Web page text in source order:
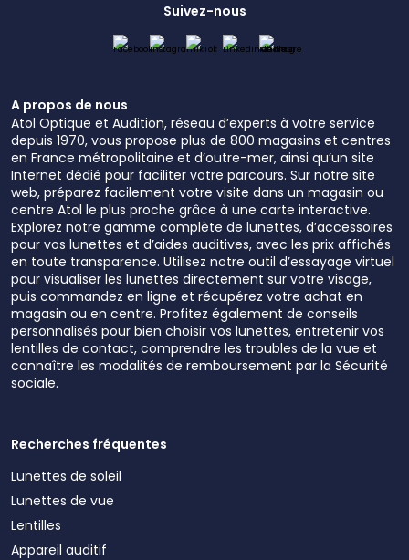
Suivez-nous
A propos de nous
Atol Optique et Audition, réseau d’experts à votre service
depuis 1970, vous propose plus de 800 magasins et centres
en France métropolitaine et d’outre-mer, ainsi qu’un site
Internet dédié pour faciliter votre parcours. Sur notre site
web, préparez facilement votre visite dans un magasin ou
centre Atol le plus proche grâce à une carte interactive.
Explorez notre gamme complète de lunettes, d’accessoires
pour vos lunettes et d’aides auditives, avec les prix affichés
en toute transparence. Utilisez notre outil d’essayage virtuel
pour visualiser les lunettes directement sur votre visage,
puis commandez en ligne et récupérez votre achat en
magasin ou en centre. Profitez également de conseils
personnalisés pour bien choisir vos lunettes, entretenir vos
lentilles de contact, comprendre les troubles de la vue et
connaître les modalités de remboursement par la Sécurité
sociale.
Recherches fréquentes
Lunettes de soleil
Lunettes de vue
Lentilles
Appareil auditif